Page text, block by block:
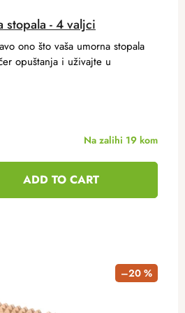
stopala - 4 valjci
Na zalihi 19 kom
ADD TO CART
ono što vaša umorna stopala
opuštanja i uživajte u
–20 %